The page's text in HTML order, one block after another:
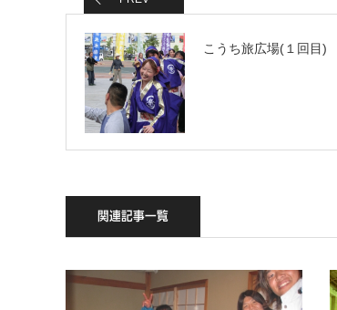
こうち旅広場(１回目)
関連記事一覧